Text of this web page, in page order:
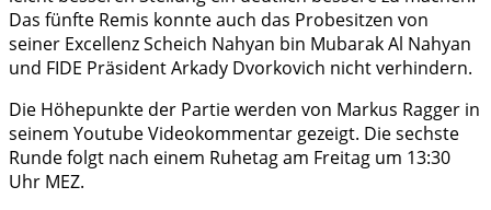
Das fünfte Remis konnte auch das Probesitzen von
seiner Excellenz Scheich Nahyan bin Mubarak Al Nahyan
und FIDE Präsident Arkady Dvorkovich nicht verhindern.
Die Höhepunkte der Partie werden von Markus Ragger in
seinem Youtube Videokommentar gezeigt. Die sechste
Runde folgt nach einem Ruhetag am Freitag um 13:30
Uhr MEZ.